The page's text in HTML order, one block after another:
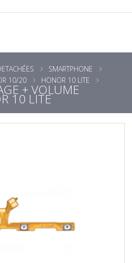
SMARTPHONE
10/20 HONOR 10 LITE
+ VOLUME
10 LITE